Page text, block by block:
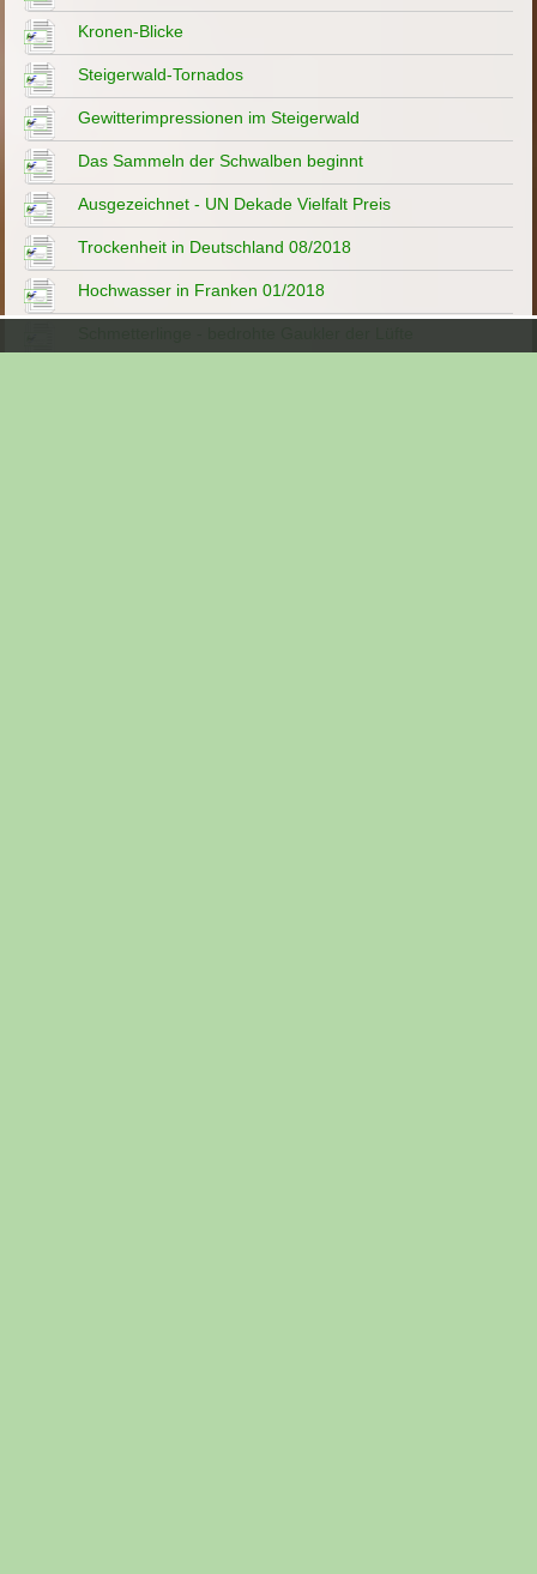
Kronen-Blicke
Steigerwald-Tornados
Gewitterimpressionen im Steigerwald
Das Sammeln der Schwalben beginnt
Ausgezeichnet - UN Dekade Vielfalt Preis
Trockenheit in Deutschland 08/2018
Hochwasser in Franken 01/2018